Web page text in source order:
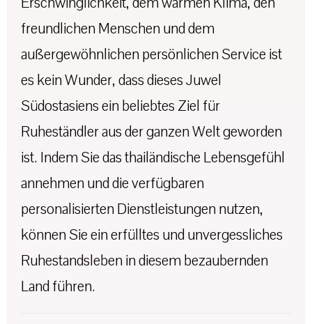
freundlichen Menschen und dem
außergewöhnlichen persönlichen Service ist
es kein Wunder, dass dieses Juwel
Südostasiens ein beliebtes Ziel für
Ruheständler aus der ganzen Welt geworden
ist. Indem Sie das thailändische Lebensgefühl
annehmen und die verfügbaren
personalisierten Dienstleistungen nutzen,
können Sie ein erfülltes und unvergessliches
Ruhestandsleben in diesem bezaubernden
Land führen.